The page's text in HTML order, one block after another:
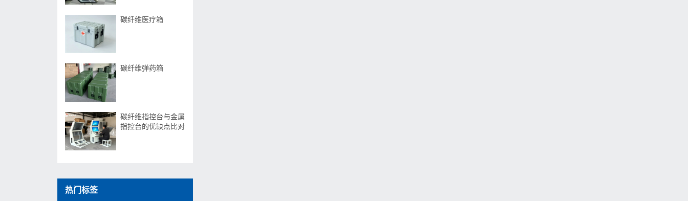
碳纤维医疗箱
碳纤维弹药箱
碳纤维指控台与金属
指控台的优缺点比对
热门标签